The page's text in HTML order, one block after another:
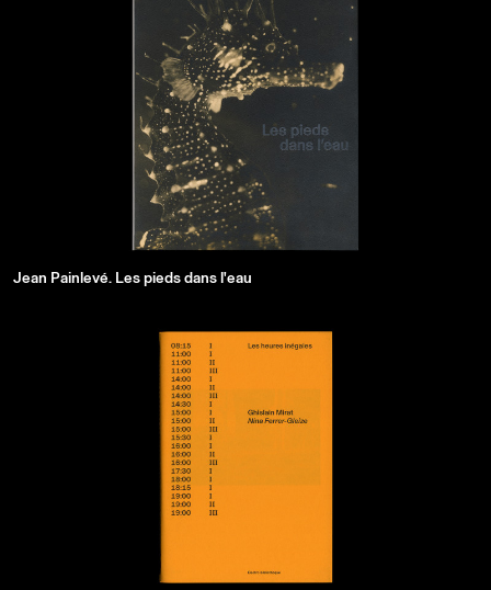
Jean Painlevé. Les pieds dans l'eau